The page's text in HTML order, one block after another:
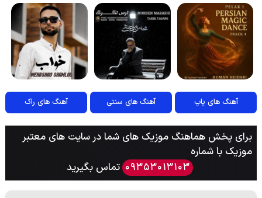
آهنگ های پاپ آهنگ های سنتی آهنگ های راک
برای پخش هماهنگ موزیک های شما در سایت های معتبر
موزیک با شماره
09353013103 تماس بگیرید